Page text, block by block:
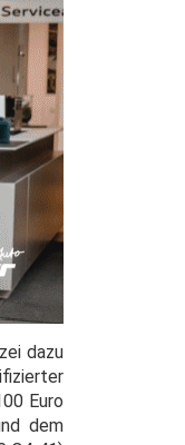
dazu
Euro
dem